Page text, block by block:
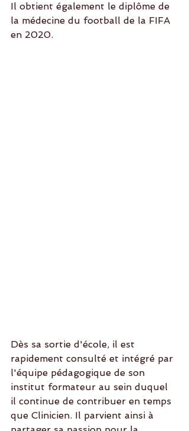
Il obtient également le diplôme de
la médecine du football de la FIFA
en 2020.
Dès sa sortie d'école, il est
rapidement consulté et intégré par
l'équipe pédagogique de son
institut formateur au sein duquel
il continue de contribuer en temps
que Clinicien. Il parvient ainsi à